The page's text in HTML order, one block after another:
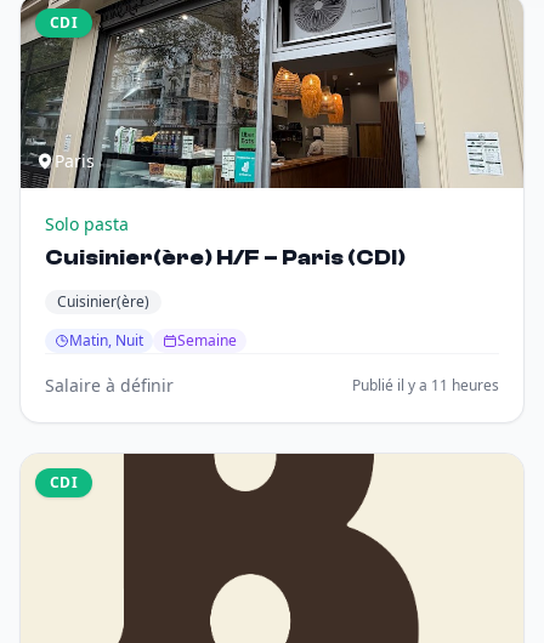
CDI
Paris
Solo pasta
Cuisinier(ère) H/F – Paris (CDI)
Cuisinier(ère)
Matin, Nuit
Semaine
Salaire à définir Publié il y a 11 heures
CDI